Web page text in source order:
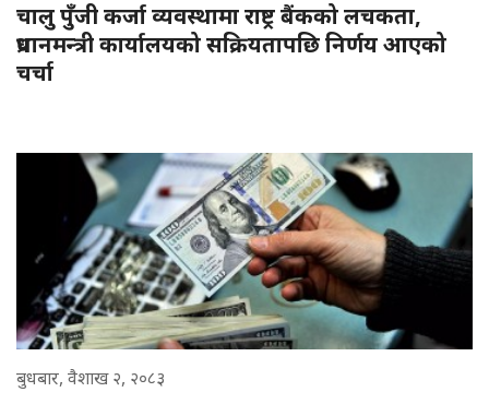
चालु पुँजी कर्जा व्यवस्थामा राष्ट्र बैंकको लचकता,
प्रधानमन्त्री कार्यालयको सक्रियतापछि निर्णय आएको
चर्चा
बुधबार, वैशाख २, २०८३